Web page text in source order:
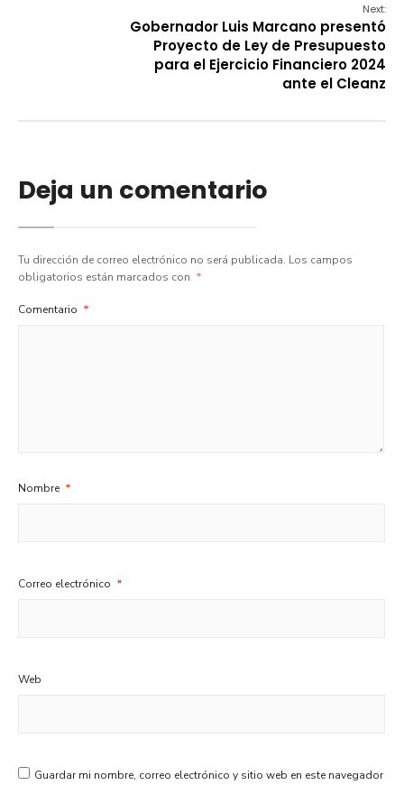
Next:
Gobernador Luis Marcano presentó
Proyecto de Ley de Presupuesto
para el Ejercicio Financiero 2024
ante el Cleanz
Deja un comentario
Tu dirección de correo electrónico no será publicada. Los campos
obligatorios están marcados con *
Comentario *
Nombre *
Correo electrónico *
Web
Guardar mi nombre, correo electrónico y sitio web en este navegador